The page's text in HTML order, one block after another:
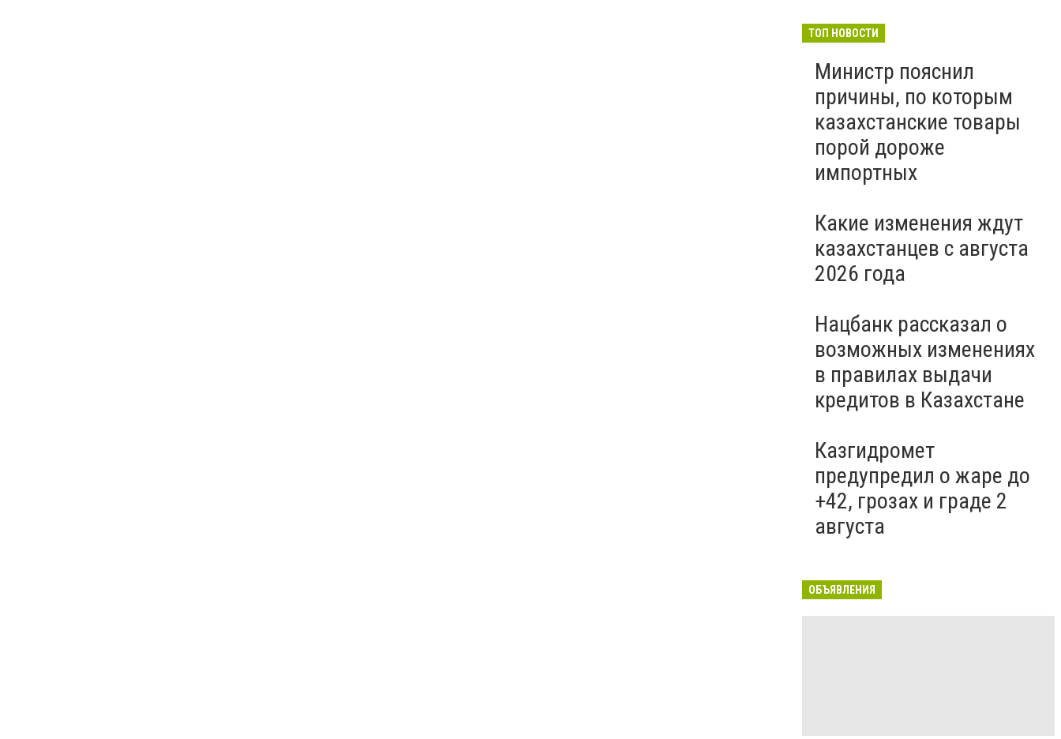
ТОП НОВОСТИ
Министр пояснил
причины, по которым
казахстанские товары
порой дороже
импортных
Какие изменения ждут
казахстанцев с августа
2026 года
Нацбанк рассказал о
возможных изменениях
в правилах выдачи
кредитов в Казахстане
Казгидромет
предупредил о жаре до
+42, грозах и граде 2
августа
ОБЪЯВЛЕНИЯ